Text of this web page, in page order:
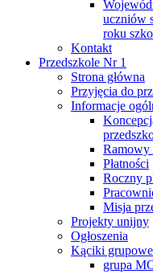
uczniów
roku
Kontakt
Przedszkole Nr 1
Strona główna
Przyjęcia do
Informacje
Ramowy
Płatności
Roczny
Misja
Projekty unijny
Ogłoszenia
Kąciki grupowe
grupa